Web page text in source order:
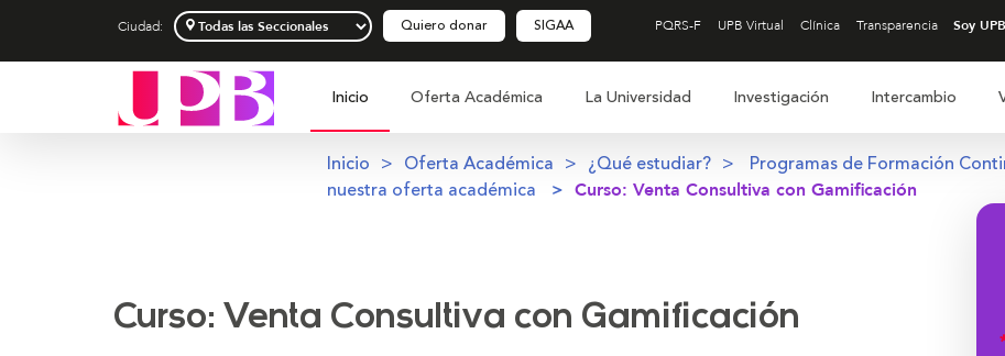
Ciudad: Quiero donar SIGAA PQRS-F UPB Virtual Clínica Transparencia
Inicio Oferta Académica La Universidad Investigación Intercambio
Inicio Oferta Académica ¿Qué estudiar? Programas de Formación
nuestra oferta académica
Curso: Venta Consultiva con Gamificación
Curso: Venta Consultiva con Gamificación